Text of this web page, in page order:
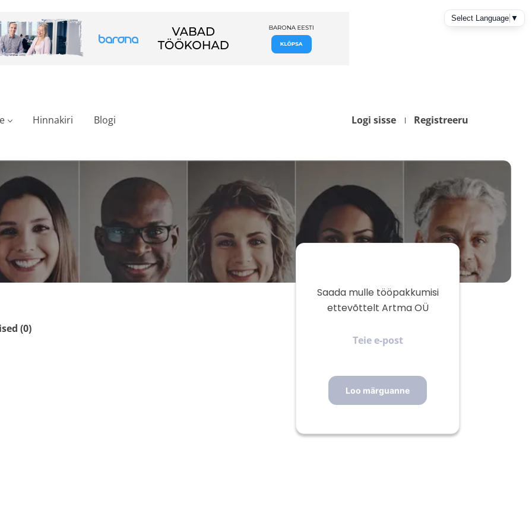
Logi sisse Registreeru
Hinnakiri Blogi
(0)
Saada mulle tööpakkumisi
ettevõttelt Artma OÜ